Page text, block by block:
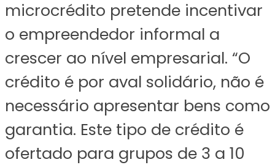
microcrédito pretende incentivar
o empreendedor informal a
crescer ao nível empresarial. “O
crédito é por aval solidário, não é
necessário apresentar bens como
garantia. Este tipo de crédito é
ofertado para grupos de 3 a 10